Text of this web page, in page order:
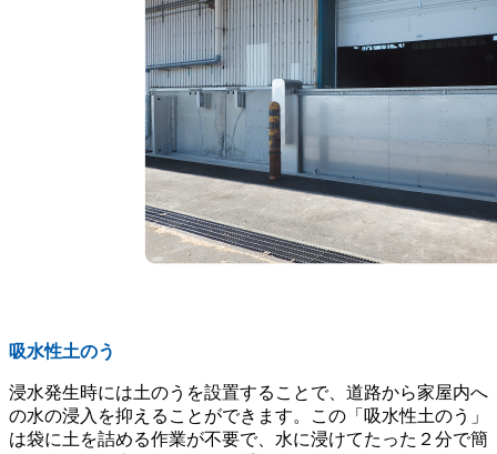
吸水性土のう
浸水発生時には土のうを設置することで、道路から家屋内へ
の水の浸入を抑えることができます。この「吸水性土のう」
は袋に土を詰める作業が不要で、水に浸けてたった２分で簡